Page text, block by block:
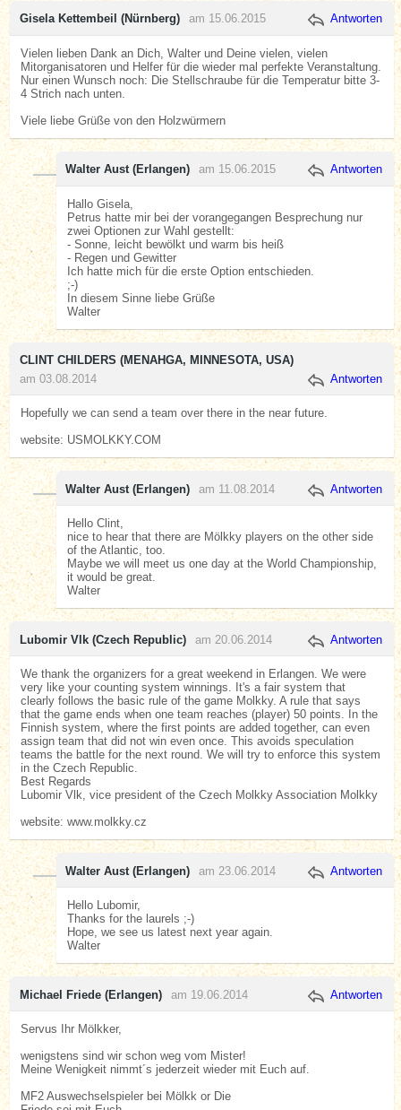
Gisela Kettembeil (Nürnberg) am 15.06.2015 Antworten
Vielen lieben Dank an Dich, Walter und Deine vielen, vielen
Mitorganisatoren und Helfer für die wieder mal perfekte Veranstaltung.
Nur einen Wunsch noch: Die Stellschraube für die Temperatur bitte 3-
4 Strich nach unten.
Viele liebe Grüße von den Holzwürmern
Walter Aust (Erlangen) am 15.06.2015 Antworten
Hallo Gisela,
Petrus hatte mir bei der vorangegangen Besprechung nur
zwei Optionen zur Wahl gestellt:
- Sonne, leicht bewölkt und warm bis heiß
- Regen und Gewitter
Ich hatte mich für die erste Option entschieden.
;-)
In diesem Sinne liebe Grüße
Walter
CLINT CHILDERS (MENAHGA, MINNESOTA, USA)
am 03.08.2014
Antworten
Hopefully we can send a team over there in the near future.
website: USMOLKKY.COM
Walter Aust (Erlangen) am 11.08.2014 Antworten
Hello Clint,
nice to hear that there are Mölkky players on the other side
of the Atlantic, too.
Maybe we will meet us one day at the World Championship,
it would be great.
Walter
Lubomir Vlk (Czech Republic) am 20.06.2014 Antworten
We thank the organizers for a great weekend in Erlangen. We were
very like your counting system winnings. It's a fair system that
clearly follows the basic rule of the game Molkky. A rule that says
that the game ends when one team reaches (player) 50 points. In the
Finnish system, where the first points are added together, can even
assign team that did not win even once. This avoids speculation
teams the battle for the next round. We will try to enforce this system
in the Czech Republic.
Best Regards
Lubomir Vlk, vice president of the Czech Molkky Association Molkky
website: www.molkky.cz
Walter Aust (Erlangen) am 23.06.2014 Antworten
Hello Lubomir,
Thanks for the laurels ;-)
Hope, we see us latest next year again.
Walter
Michael Friede (Erlangen) am 19.06.2014 Antworten
Servus Ihr Mölkker,
wenigstens sind wir schon weg vom Mister!
Meine Wenigkeit nimmt´s jederzeit wieder mit Euch auf.
MF2 Auswechselspieler bei Mölkk or Die